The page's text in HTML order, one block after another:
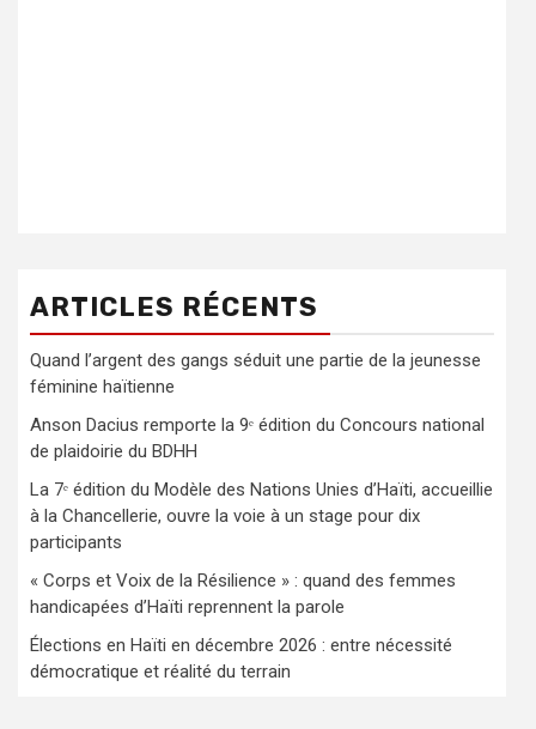
ARTICLES RÉCENTS
Quand l’argent des gangs séduit une partie de la jeunesse
féminine haïtienne
Anson Dacius remporte la 9ᵉ édition du Concours national
de plaidoirie du BDHH
La 7ᵉ édition du Modèle des Nations Unies d’Haïti, accueillie
à la Chancellerie, ouvre la voie à un stage pour dix
participants
« Corps et Voix de la Résilience » : quand des femmes
handicapées d’Haïti reprennent la parole
Élections en Haïti en décembre 2026 : entre nécessité
démocratique et réalité du terrain